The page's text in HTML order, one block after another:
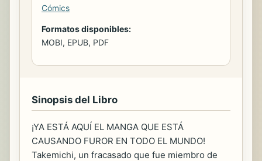
Cómics
Formatos disponibles:
MOBI, EPUB, PDF
Sinopsis del Libro
¡YA ESTÁ AQUÍ EL MANGA QUE ESTÁ
CAUSANDO FUROR EN TODO EL MUNDO!
Takemichi, un fracasado que fue miembro de